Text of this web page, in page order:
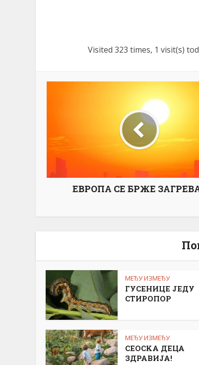
Visited 323 times, 1 visit(s)
ЕВРОПА СЕ БРЖЕ
МЕЂУ ИЗМЕЂУ
ГУСЕНИЦЕ ЈЕДУ
СТИРОПОР
МЕЂУ ИЗМЕЂУ
СЕОСKА ДЕЦА
ЗДРАВИЈА!